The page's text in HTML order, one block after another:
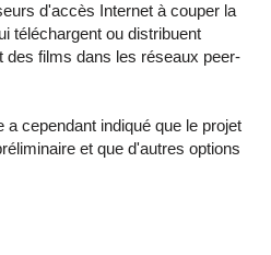
d'accès Internet à couper la
téléchargent ou distribuent
des films dans les réseaux peer-
a cependant indiqué que le projet
et que d'autres options